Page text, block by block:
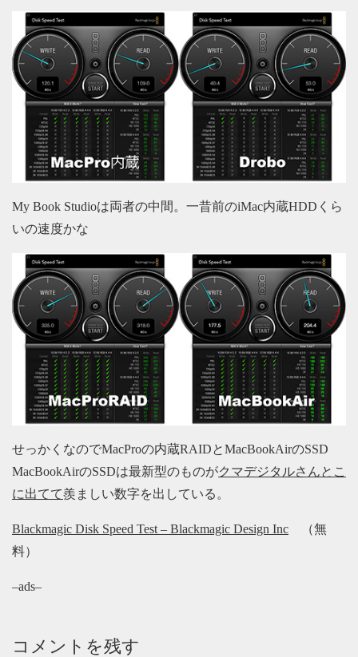
My Book Studioは両者の中間。一昔前のiMac内蔵HDDくら
いの速度かな
せっかくなのでMacProの内蔵RAIDとMacBookAirのSSD
MacBookAirのSSDは最新型のものがクマデジタルさんとこ
に出てて羨ましい数字を出している。
Blackmagic Disk Speed Test – Blackmagic Design Inc （無
料）
–ads–
コメントを残す